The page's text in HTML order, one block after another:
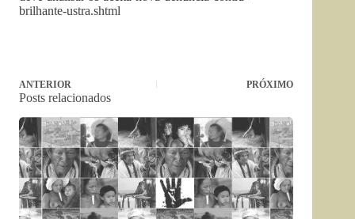
brilhante-ustra.shtml
ANTERIOR PRÓXIMO
Posts relacionados